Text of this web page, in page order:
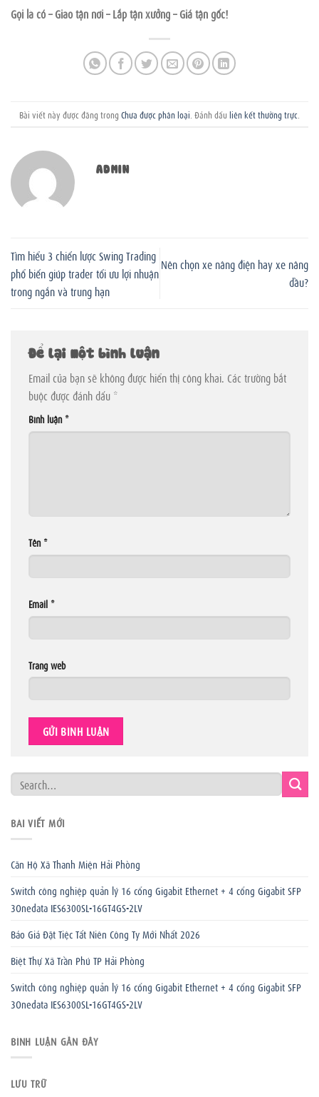
Gọi là có – Giao tận nơi – Lắp tận xưởng – Giá tận gốc!
Bài viết này được đăng trong Chưa được phân loại . Đánh dấu liên kết thường trực
ADMIN
Tìm hiểu 3 chiến lược Swing Trading
phổ biến giúp trader tối ưu lợi nhuận
trong ngắn và trung hạn
Nên chọn xe nâng điện hay xe nâng
dầu?
Để lại một bình luận
Email của bạn sẽ không được hiển thị công khai. Các trường bắt
buộc được đánh dấu *
Bình luận *
Tên *
Email *
Trang web
BÀI VIẾT MỚI
Căn Hộ Xã Thanh Miện Hải Phòng
Switch công nghiệp quản lý 16 cổng Gigabit Ethernet + 4 cổng Gigabit SFP
3Onedata IES6300SL-16GT4GS-2LV
Báo Giá Đặt Tiệc Tất Niên Công Ty Mới Nhất 2026
Biệt Thự Xã Trần Phú TP Hải Phòng
Switch công nghiệp quản lý 16 cổng Gigabit Ethernet + 4 cổng Gigabit SFP
3Onedata IES6300SL-16GT4GS-2LV
BÌNH LUẬN GẦN ĐÂY
LƯU TRỮ